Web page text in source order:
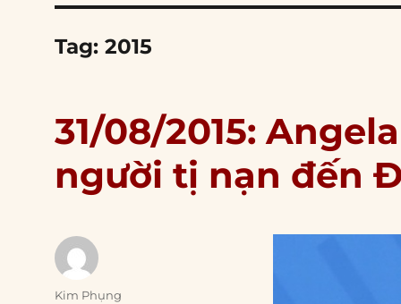
Tag:2015
31/08/2015:
người tị nạn đến
Author
Kim Phụng